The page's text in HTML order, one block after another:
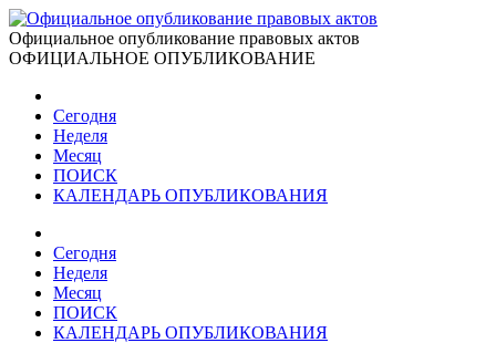
Официальное опубликование правовых актов
ОФИЦИАЛЬНОЕ ОПУБЛИКОВАНИЕ
Сегодня
Неделя
Месяц
ПОИСК
КАЛЕНДАРЬ ОПУБЛИКОВАНИЯ
Сегодня
Неделя
Месяц
ПОИСК
КАЛЕНДАРЬ ОПУБЛИКОВАНИЯ